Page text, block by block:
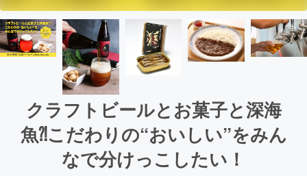
クラフトビールとお菓子と深海
魚⁈こだわりの“おいしい”をみん
なで分けっこしたい！